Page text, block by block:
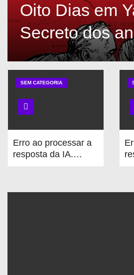
Oito Dias em
Secreto dos
SEM CATEGORIA
Erro ao processar a
resposta da IA.